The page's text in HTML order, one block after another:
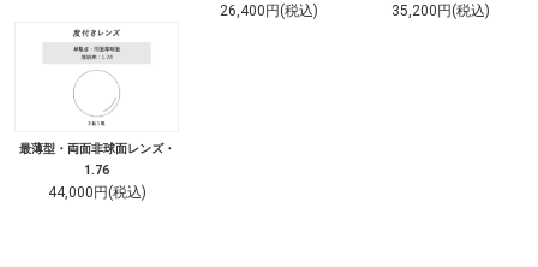
26,400円(税込) 35,200円(税込)
最薄型・両面非球面レンズ・
1.76
44,000円(税込)